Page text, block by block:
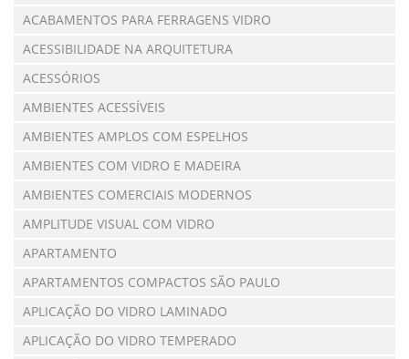
ACABAMENTOS PARA FERRAGENS VIDRO
ACESSIBILIDADE NA ARQUITETURA
ACESSÓRIOS
AMBIENTES ACESSÍVEIS
AMBIENTES AMPLOS COM ESPELHOS
AMBIENTES COM VIDRO E MADEIRA
AMBIENTES COMERCIAIS MODERNOS
AMPLITUDE VISUAL COM VIDRO
APARTAMENTO
APARTAMENTOS COMPACTOS SÃO PAULO
APLICAÇÃO DO VIDRO LAMINADO
APLICAÇÃO DO VIDRO TEMPERADO